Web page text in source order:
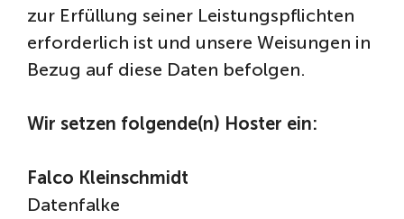
zur Erfüllung seiner Leistungspflichten
erforderlich ist und unsere Weisungen in
Bezug auf diese Daten befolgen.
Wir setzen folgende(n) Hoster ein:
Falco Kleinschmidt
Datenfalke